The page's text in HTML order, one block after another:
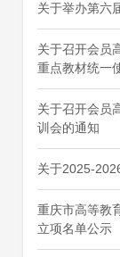
关于举办第六
关于召开会员
重点教材统一
关于召开会员
训会的通知
关于2025-
重庆市高等教
立项名单公示